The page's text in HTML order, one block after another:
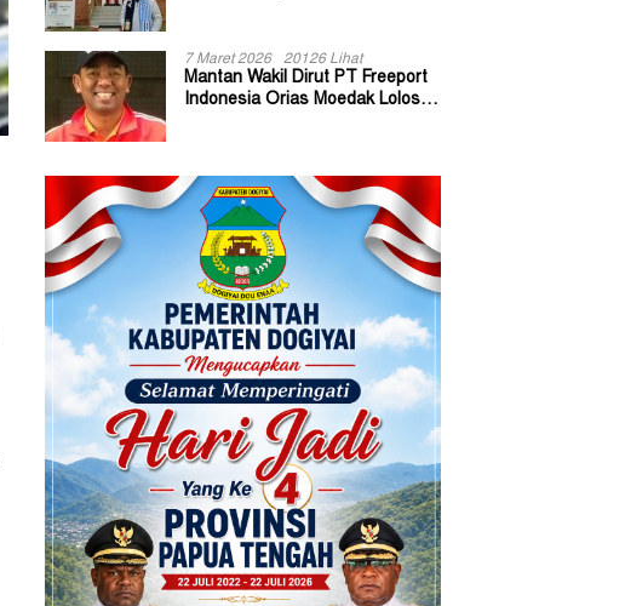
7 Maret 2026 20126 Lihat
Mantan Wakil Dirut PT Freeport
Indonesia Orias Moedak Lolos